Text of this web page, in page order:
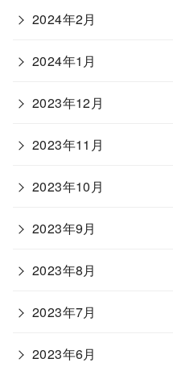
2024年2月
2024年1月
2023年12月
2023年11月
2023年10月
2023年9月
2023年8月
2023年7月
2023年6月